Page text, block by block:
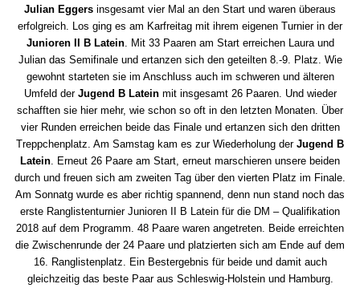
Julian Eggers insgesamt vier Mal an den Start und waren überaus
erfolgreich. Los ging es am Karfreitag mit ihrem eigenen Turnier in der
Junioren II B Latein. Mit 33 Paaren am Start erreichen Laura und
Julian das Semifinale und ertanzen sich den geteilten 8.-9. Platz. Wie
gewohnt starteten sie im Anschluss auch im schweren und älteren
Umfeld der Jugend B Lateinmit insgesamt 26 Paaren. Und wieder
schafften sie hier mehr, wie schon so oft in den letzten Monaten. Über
vier Runden erreichen beide das Finale und ertanzen sich den dritten
Treppchenplatz. Am Samstag kam es zur Wiederholung der Jugend B
Latein. Erneut 26 Paare am Start, erneut marschieren unsere beiden
durch und freuen sich am zweiten Tag über den vierten Platz im Finale.
Am Sonnatg wurde es aber richtig spannend, denn nun stand noch das
erste Ranglistenturnier Junioren II B Latein für die DM – Qualifikation
2018 auf dem Programm. 48 Paare waren angetreten. Beide erreichten
die Zwischenrunde der 24 Paare und platzierten sich am Ende auf dem
16. Ranglistenplatz. Ein Bestergebnis für beide und damit auch
gleichzeitig das beste Paar aus Schleswig-Holstein und Hamburg.